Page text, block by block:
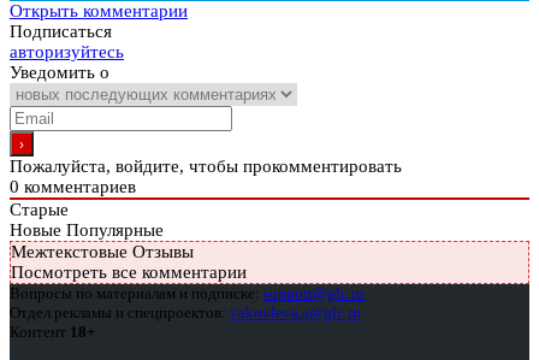
Открыть комментарии
Подписаться
авторизуйтесь
Уведомить о
Пожалуйста, войдите, чтобы прокомментировать
0 комментариев
Старые
Новые Популярные
Межтекстовые Отзывы
Посмотреть все комментарии
Вопросы по материалам и подписке: support@glc.ru
Отдел рекламы и спецпроектов: yakovleva.a@glc.ru
Контент 18+